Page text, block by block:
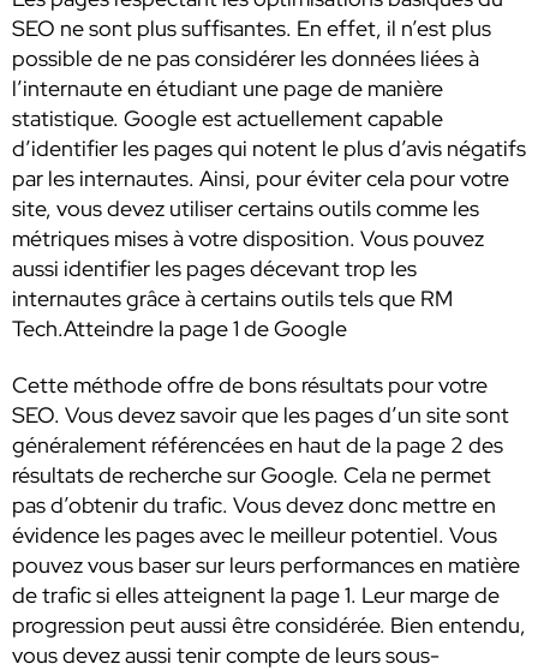
SEO ne sont plus suffisantes. En effet, il n’est plus
possible de ne pas considérer les données liées à
l’internaute en étudiant une page de manière
statistique. Google est actuellement capable
d’identifier les pages qui notent le plus d’avis négatifs
par les internautes. Ainsi, pour éviter cela pour votre
site, vous devez utiliser certains outils comme les
métriques mises à votre disposition. Vous pouvez
aussi identifier les pages décevant trop les
internautes grâce à certains outils tels que RM
Tech.Atteindre la page 1 de Google
Cette méthode offre de bons résultats pour votre
SEO. Vous devez savoir que les pages d’un site sont
généralement référencées en haut de la page 2 des
résultats de recherche sur Google. Cela ne permet
pas d’obtenir du trafic. Vous devez donc mettre en
évidence les pages avec le meilleur potentiel. Vous
pouvez vous baser sur leurs performances en matière
de trafic si elles atteignent la page 1. Leur marge de
progression peut aussi être considérée. Bien entendu,
vous devez aussi tenir compte de leurs sous-